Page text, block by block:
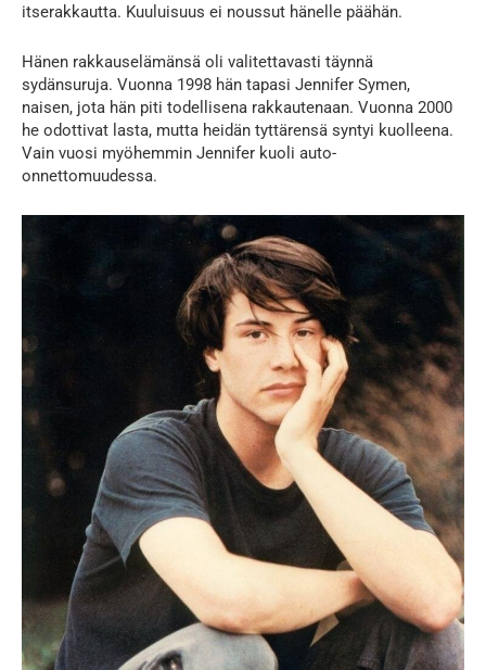
itserakkautta. Kuuluisuus ei noussut hänelle päähän.
Hänen rakkauselämänsä oli valitettavasti täynnä
sydänsuruja. Vuonna 1998 hän tapasi Jennifer Symen,
naisen, jota hän piti todellisena rakkautenaan. Vuonna 2000
he odottivat lasta, mutta heidän tyttärensä syntyi kuolleena.
Vain vuosi myöhemmin Jennifer kuoli auto-
onnettomuudessa.